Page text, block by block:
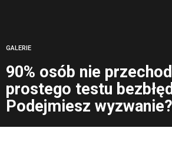
GALERIE
90% osób nie
prostego testu
Podejmiesz wyzwanie?